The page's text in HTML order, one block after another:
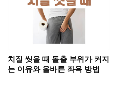
치질 씻을 때 돌출 부위가 커지
는 이유와 올바른 좌욕 방법